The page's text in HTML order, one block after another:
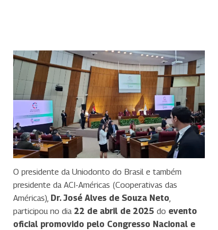
O presidente da Uniodonto do Brasil e também
presidente da ACI-Américas (Cooperativas das
Américas), Dr. José Alves de Souza Neto
participou no dia 22 de abril de 2025 do evento
oficial promovido pelo Congresso Nacional e